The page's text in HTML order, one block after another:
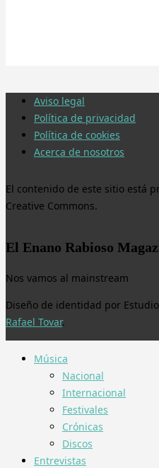
Aviso legal
Política de privacidad
Política de cookies
Acerca de nosotros
El contenido de este sitio está
Creative Commons.
El Enano Rabioso
Nos vamos al mainstream
Diseño de identidad por
Rafael Tovar.
Música
Nacional
Internacional
Festivales
Crónicas
Discos
Entrevistas